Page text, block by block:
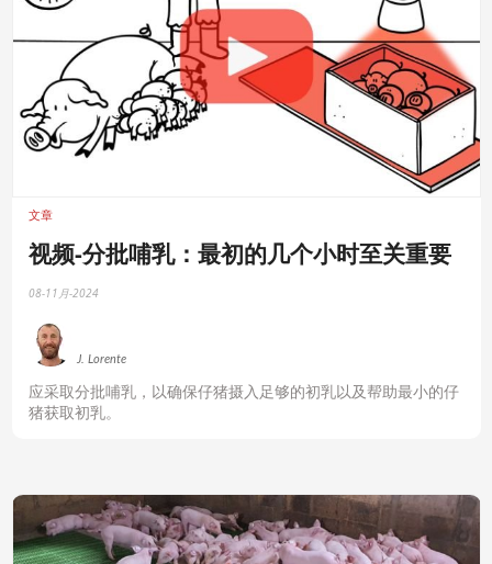
文章
视频-分批哺乳：最初的几个小时至关重要
08-11月-2024
J. Lorente
应采取分批哺乳，以确保仔猪摄入足够的初乳以及帮助最小的仔
猪获取初乳。